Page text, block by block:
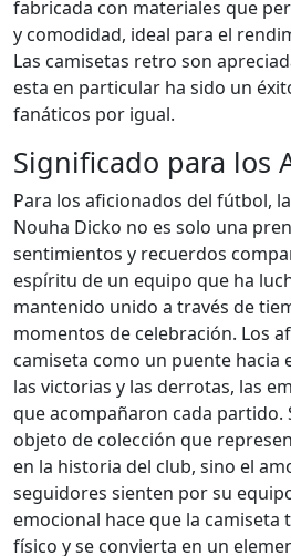
fabricada con materiales que
y comodidad, ideal para el
Las camisetas retro son
esta en particular ha sido un
fanáticos por igual.
Significado para los
Para los aficionados del fútbol,
Nouha Dicko no es solo una
sentimientos y recuerdos
espíritu de un equipo que ha
mantenido unido a través de
momentos de celebración. Los
camiseta como un puente hacia
las victorias y las derrotas, las
que acompañaron cada partido.
objeto de colección que
en la historia del club, sino el
seguidores sienten por su
emocional hace que la camiseta
físico y se convierta en un